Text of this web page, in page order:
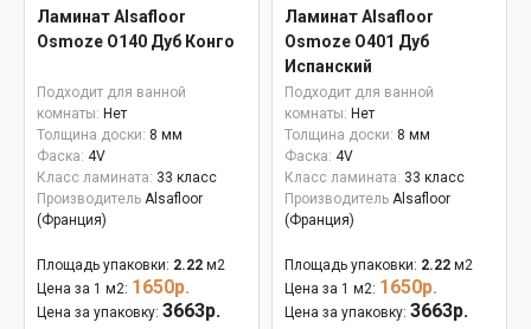
Ламинат Alsafloor
Osmoze O140 Дуб Конго
Подходит для ванной
комнаты: Нет
Толщина доски: 8 мм
Фаска: 4V
Класс ламината: 33 класс
Производитель Alsafloor
(Франция)
Площадь упаковки: 2.22 м2
Цена за 1 м2: 1650р.
Цена за упаковку: 3663р.
Ламинат Alsafloor
Osmoze O401 Дуб
Испанский
Подходит для ванной
комнаты: Нет
Толщина доски: 8 мм
Фаска: 4V
Класс ламината: 33 класс
Производитель Alsafloor
(Франция)
Площадь упаковки: 2.22 м2
Цена за 1 м2: 1650р.
Цена за упаковку: 3663р.